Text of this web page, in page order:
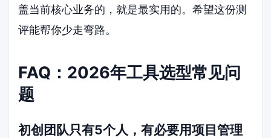
盖当前核心业务的，就是最实用的。希望这份测
评能帮你少走弯路。
FAQ：2026年工具选型常见问
题
初创团队只有5个人，有必要用项目管理